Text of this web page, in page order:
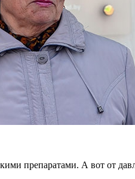
пре­паратами. А вот от